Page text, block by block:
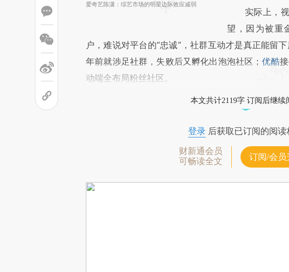
爱奇艺陈潇：综艺市场的明星边际效应减弱
实际上，视
望，因为被重
户，难说对平台的“忠诚”，社群互动才是真正能留
年前就涉足社群，失败后又孵化出泡泡社区；优酷
动端全布局粉丝社区。
本文共计2119字 订阅后继续
登录后获取已订阅的阅读
财新通会员
可畅读全文
订阅/会员